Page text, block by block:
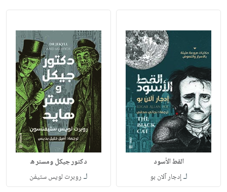
القط الأسود
لـإدجار آلان بو
دكتور جيكل ومستر ه
لـ روبرت لويس ستيفن